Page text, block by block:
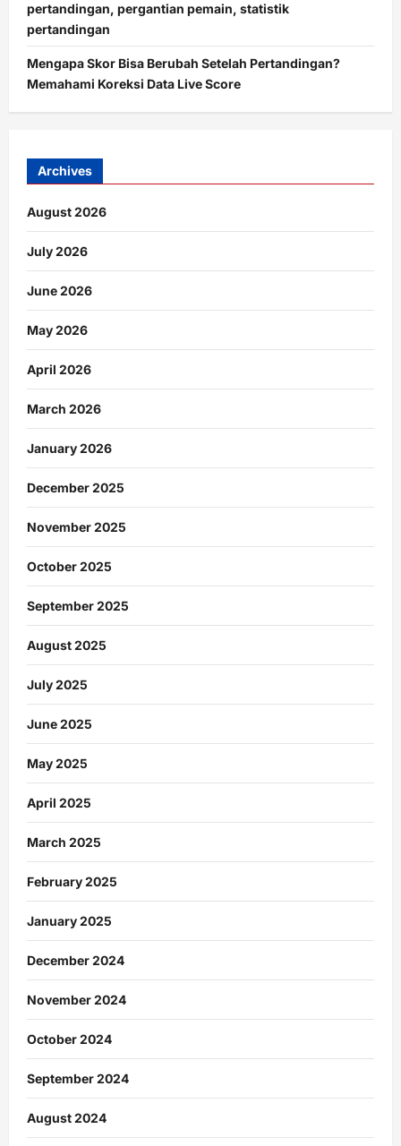
pertandingan, pergantian pemain, statistik
pertandingan
Mengapa Skor Bisa Berubah Setelah Pertandingan?
Memahami Koreksi Data Live Score
Archives
August 2026
July 2026
June 2026
May 2026
April 2026
March 2026
January 2026
December 2025
November 2025
October 2025
September 2025
August 2025
July 2025
June 2025
May 2025
April 2025
March 2025
February 2025
January 2025
December 2024
November 2024
October 2024
September 2024
August 2024